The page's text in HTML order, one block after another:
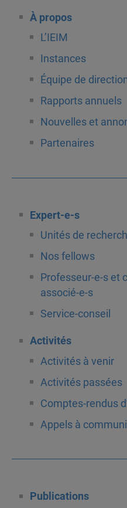
À propos
L’IEIM
Instances
Équipe de
Rapports annuels
Nouvelles et
Partenaires
Expert-e-s
Unités de
Nos fellows
Professeur-e-s et
associé-e-s
Service-conseil
Activités
Activités à venir
Activités passées
Comptes-rendus
Appels à
Publications